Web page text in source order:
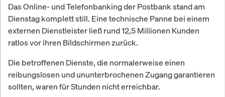
Das Online- und Telefonbanking der Postbank stand am
Dienstag komplett still. Eine technische Panne bei einem
externen Dienstleister ließ rund 12,5 Millionen Kunden
ratlos vor ihren Bildschirmen zurück.
Die betroffenen Dienste, die normalerweise einen
reibungslosen und ununterbrochenen Zugang garantieren
sollten, waren für Stunden nicht erreichbar.